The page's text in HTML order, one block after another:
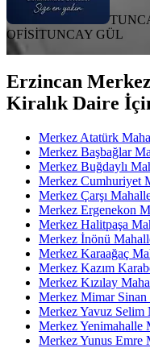
OFİSİTUNCAY GÜL
Erzincan
Kiralık Daire
Merkez Atatürk
Merkez Başbağlar
Merkez Buğdaylı
Merkez Cumhuriyet
Merkez Çarşı
Merkez Ergenekon
Merkez Halitpaşa
Merkez İnönü
Merkez Karaağaç
Merkez Kazım
Merkez Kızılay
Merkez Mimar
Merkez Yavuz Selim
Merkez Yenimahalle
Merkez Yunus Emre